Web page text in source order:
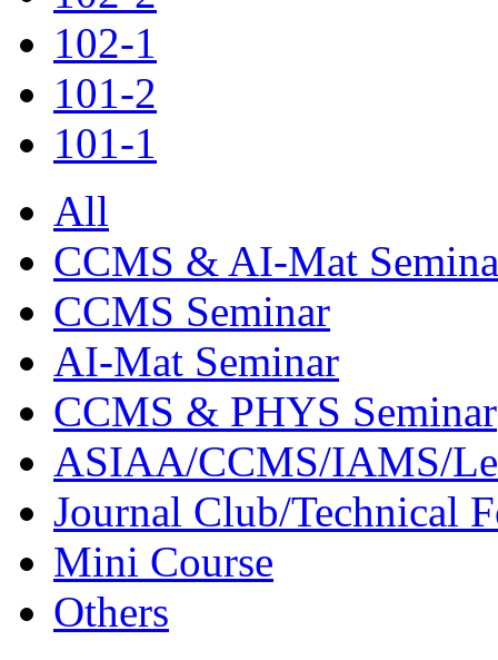
102-1
101-2
101-1
All
CCMS & AI-Mat
CCMS Seminar
AI-Mat Seminar
CCMS & PHYS Seminar
ASIAA/CCMS/IAMS/
Journal Club/Technical
Mini Course
Others